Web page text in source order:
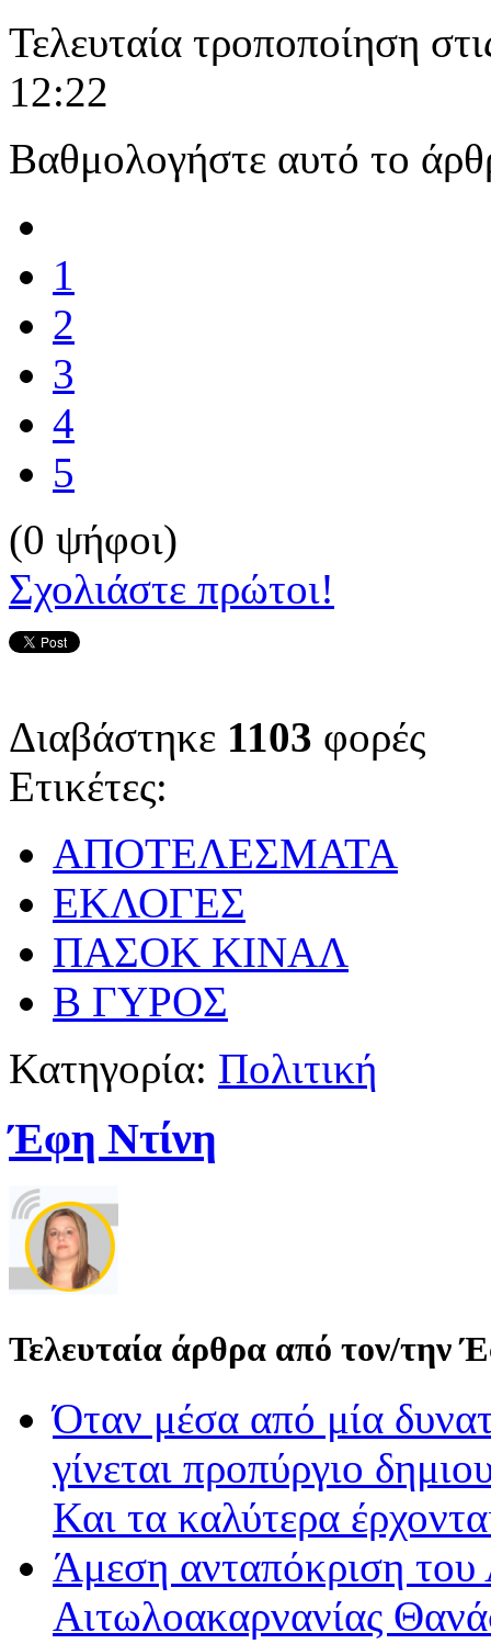
Τελευταία τροποποίηση
12:22
Βαθμολογήστε αυτό το
1
2
3
4
5
(0 ψήφοι)
Σχολιάστε πρώτοι!
Διαβάστηκε 1103 φορές
Ετικέτες:
ΑΠΟΤΕΛΕΣΜΑΤΑ
ΕΚΛΟΓΕΣ
ΠΑΣΟΚ ΚΙΝΑΛ
Β ΓΥΡΟΣ
Κατηγορία: Πολιτική
Έφη Ντίνη
Τελευταία άρθρα από τον/την
Όταν μέσα από μία
γίνεται προπύργιο
Και τα καλύτερα
Άμεση ανταπόκριση του
Αιτωλοακαρνανίας